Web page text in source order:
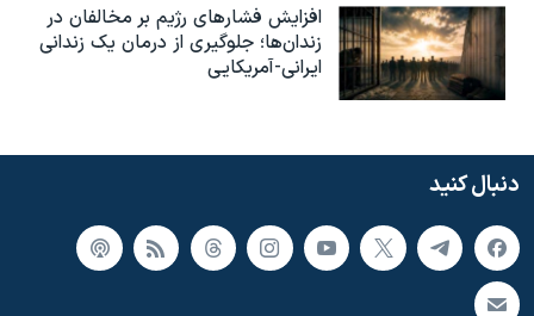
افزایش فشارهای رژیم بر مخالفان در
زندان‌ها؛ جلوگیری از درمان یک زندانی
ایرانی-آمریکایی
دنبال کنید